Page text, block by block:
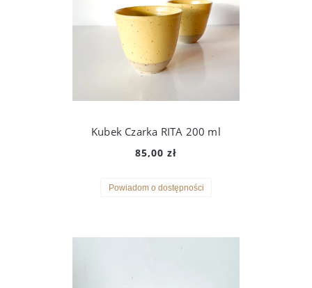
Kubek Czarka RITA 200 ml
85,00 zł
Powiadom o dostępności